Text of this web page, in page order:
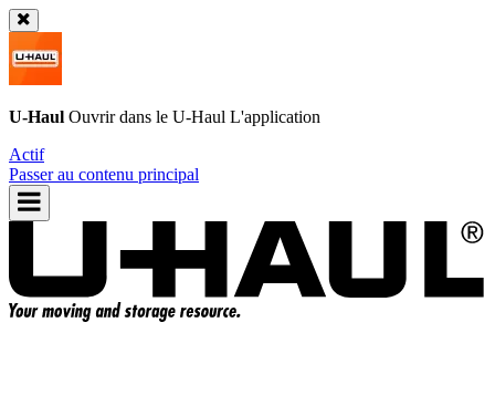
U-Haul Ouvrir dans le U-Haul L'application
Actif
Passer au contenu principal